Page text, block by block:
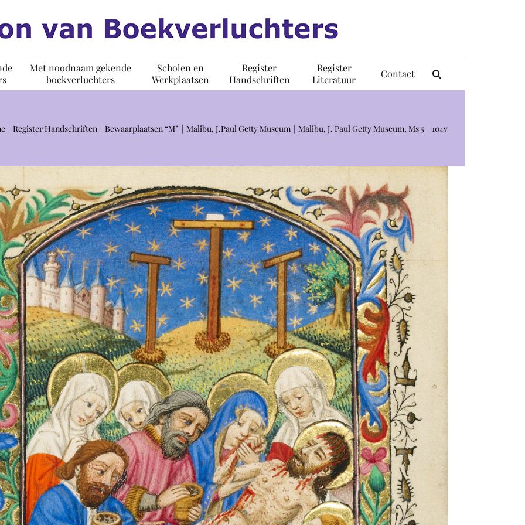
Met noodnaam gekende
boekverluchters
Scholen en
Werkplaatsen
Register
Handschriften
Register
Literatuur
Contact
Register Handschriften Bewaarplaatsen “M” Malibu, J.Paul Getty Museum Malibu, J. Paul Getty Museum, Ms 5 104v